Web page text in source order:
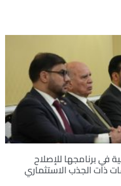
في برنامجها للإصلاح
ذات الجذب الاستثماري